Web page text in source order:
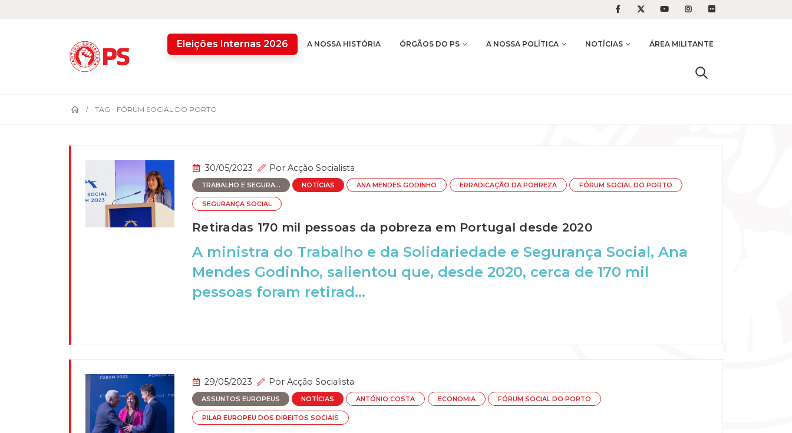
Eleições Internas 2026 A NOSSA HISTÓRIA ÓRGÃOS DO PS A NOSSA POLÍTICA NOTÍCIAS ÁREA MILITANTE
TAG - FÓRUM SOCIAL DO PORTO
30/05/2023 Por Acção Socialista
TRABALHO E SEGURA... NOTÍCIAS ANA MENDES GODINHO ERRADICAÇÃO DA POBREZA FÓRUM SOCIAL DO PORTO
SEGURANÇA SOCIAL
Retiradas 170 mil pessoas da pobreza em Portugal desde 2020
A ministra do Trabalho e da Solidariedade e Segurança Social, Ana
Mendes Godinho, salientou que, desde 2020, cerca de 170 mil
pessoas foram retirad...
29/05/2023 Por Acção Socialista
ASSUNTOS EUROPEUS NOTÍCIAS ANTÓNIO COSTA ECONOMIA FÓRUM SOCIAL DO PORTO
PILAR EUROPEU DOS DIREITOS SOCIAIS